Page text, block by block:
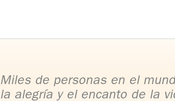
Miles de personas en el
la alegría y el encanto de la